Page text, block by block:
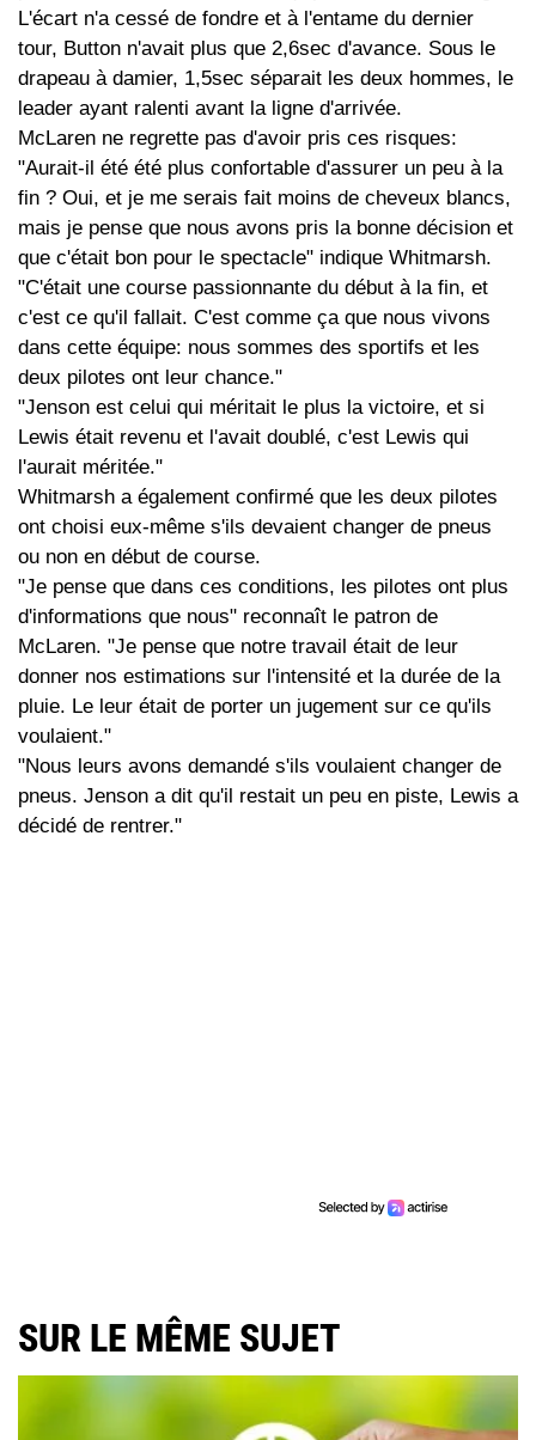
L'écart n'a cessé de fondre et à l'entame du dernier
tour, Button n'avait plus que 2,6sec d'avance. Sous le
drapeau à damier, 1,5sec séparait les deux hommes, le
leader ayant ralenti avant la ligne d'arrivée.
McLaren ne regrette pas d'avoir pris ces risques:
"Aurait-il été été plus confortable d'assurer un peu à la
fin ? Oui, et je me serais fait moins de cheveux blancs,
mais je pense que nous avons pris la bonne décision et
que c'était bon pour le spectacle" indique Whitmarsh.
"C'était une course passionnante du début à la fin, et
c'est ce qu'il fallait. C'est comme ça que nous vivons
dans cette équipe: nous sommes des sportifs et les
deux pilotes ont leur chance."
"Jenson est celui qui méritait le plus la victoire, et si
Lewis était revenu et l'avait doublé, c'est Lewis qui
l'aurait méritée."
Whitmarsh a également confirmé que les deux pilotes
ont choisi eux-même s'ils devaient changer de pneus
ou non en début de course.
"Je pense que dans ces conditions, les pilotes ont plus
d'informations que nous" reconnaît le patron de
McLaren. "Je pense que notre travail était de leur
donner nos estimations sur l'intensité et la durée de la
pluie. Le leur était de porter un jugement sur ce qu'ils
voulaient."
"Nous leurs avons demandé s'ils voulaient changer de
pneus. Jenson a dit qu'il restait un peu en piste, Lewis a
décidé de rentrer."
SUR LE MÊME SUJET